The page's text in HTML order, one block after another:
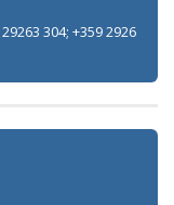
304; +359 2926